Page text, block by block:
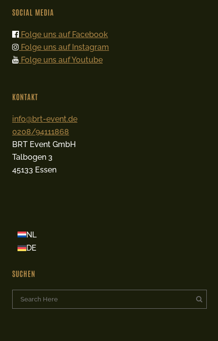
SOCIAL MEDIA
Folge uns auf Facebook
Folge uns auf Instagram
Folge uns auf Youtube
KONTAKT
info@brt-event.de
0208/94111868
BRT Event GmbH
Talbogen 3
45133 Essen
NL
DE
SUCHEN